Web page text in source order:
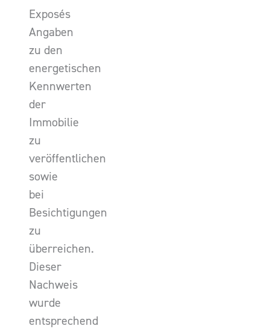
Exposés
Angaben
zu den
energetischen
Kennwerten
der
Immobilie
zu
veröffentlichen
sowie
bei
Besichtigungen
zu
überreichen.
Dieser
Nachweis
wurde
entsprechend